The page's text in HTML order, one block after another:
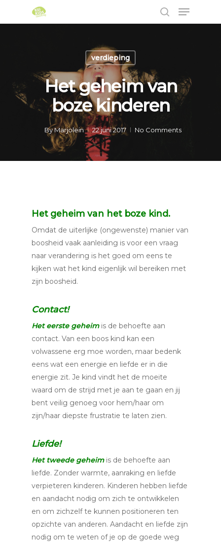
Hit enter to search or ESC to close
verdieping
Het geheim van
boze kinderen
ByMarjolein 22 juni 2017 No Comments
Het geheim van het boze kind.
Omdat de uiterlijke (ongewenste) manier van
boosheid vaak aanleiding is voor een vraag
naar verandering is het goed om eens te
kijken wat het kind eigenlijk wil bereiken met
zijn boosheid.
Contact!
Het eerste geheimis de behoefte aan
contact. Van een boos kind kan een
volwassene erg moe worden, maar bedenk
eens wat een energie en liefde er in die
energie zit. Je kind vindt het de moeite
waard om de strijd met je aan te gaan en jij
bent veilig genoeg voor hem/haar om
zijn/haar diepste frustratie te laten zien.
Liefde!
Het tweede geheimis de behoefte aan
liefde. Zonder warmte, aanraking en liefde
verpieteren kinderen. Kinderen hebben liefde
en aandacht nodig om zich te ontwikkelen
en om zichzelf te kunnen positioneren ten
opzichte van anderen. Aandacht en liefde zijn
nodig om te weten of je op de goede weg